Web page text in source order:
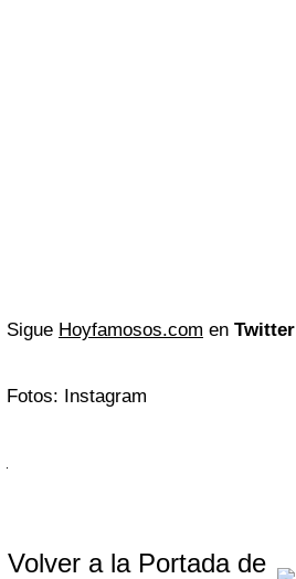
Sigue Hoyfamosos.com en Twitter
Fotos: Instagram
Volver a la Portada de